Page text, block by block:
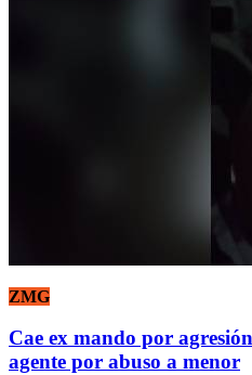
ZMG
Cae ex mando por
agente por abuso a menor